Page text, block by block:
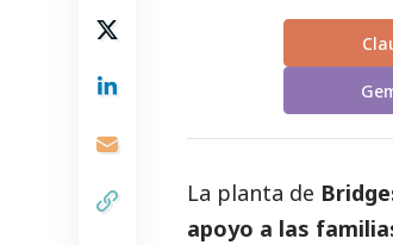
La planta de
apoyo a las